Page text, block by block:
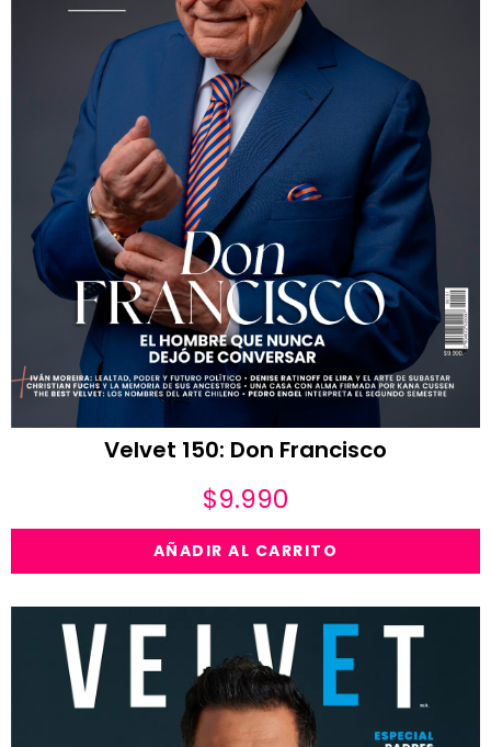
Velvet 150: Don Francisco
$9.990
AÑADIR AL CARRITO